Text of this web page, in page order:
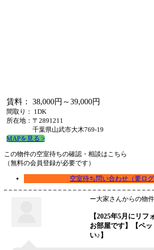
賃料： 38,000円～39,000円
間取り： 1DK
所在地：〒2891211
千葉県山武市大木769-19
MAPを見る >
この物件の空室待ちの確認・相談はこちら
（無料の会員登録が必要です）
空室待ち問い合わせ（要ログ
ー大家さんからの物
【2025年5月にリ
お部屋です】【ペ
い♪】